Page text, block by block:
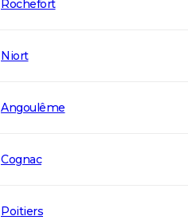
Rochefort
Niort
Angoulême
Cognac
Poitiers